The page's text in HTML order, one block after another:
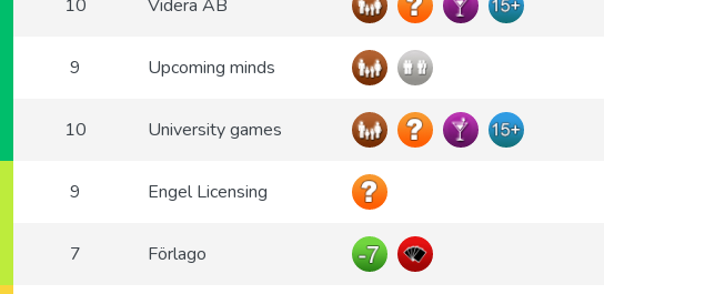
10 Videra AB
9 Upcoming minds
10 University games
9 Engel Licensing
7 Förlago